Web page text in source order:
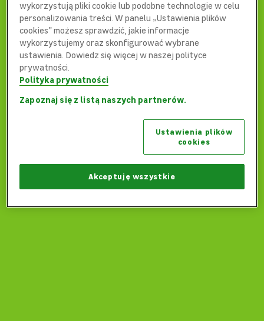
404
Ups... Coś poszło nie tak...
Czy możemy wrócić na stronę główną?
Wróć na stronę główną
wykorzystują pliki cookie lub podobne technologie w celu
personalizowania treści. W panelu „Ustawienia plików
cookies” możesz sprawdzić, jakie informacje
wykorzystujemy oraz skonfigurować wybrane
ustawienia. Dowiedz się więcej w naszej polityce
prywatności.
Polityka prywatności
Zapoznaj się z listą naszych partnerów.
Ustawienia plików
cookies
Akceptuję wszystkie